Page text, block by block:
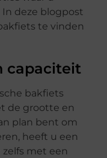
deze blogpost
te vinden
capaciteit
bakfiets
de grootte en
plan bent om
heeft u een
met een